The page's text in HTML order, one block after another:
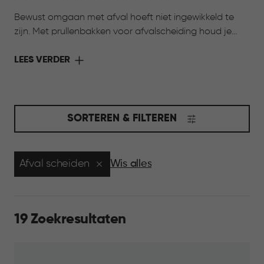
Bewust omgaan met afval hoeft niet ingewikkeld te
zijn. Met prullenbakken voor afvalscheiding houd je
Dankzij meerdere formaten en uitneembare
een onderdeel van het dagelijks leven, passend bij een
bewuste manier van wonen.
LEES VERDER
SORTEREN & FILTEREN
Afval scheiden Wis alles
19 Zoekresultaten